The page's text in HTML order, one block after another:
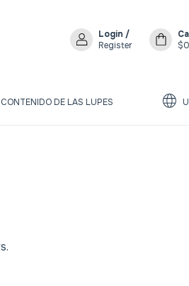
Login /
Register
DE LAS LUPES